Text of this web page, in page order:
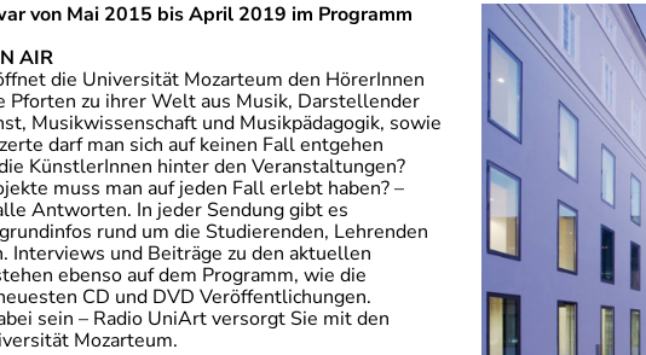
von Mai 2015 bis April 2019 im Programm
AIR
die Universität Mozarteum den HörerInnen
Pforten zu ihrer Welt aus Musik, Darstellender
Musikwissenschaft und Musikpädagogik, sowie
darf man sich auf keinen Fall entgehen
KünstlerInnen hinter den Veranstaltungen?
muss man auf jeden Fall erlebt haben? –
Antworten. In jeder Sendung gibt es
rund um die Studierenden, Lehrenden
Interviews und Beiträge zu den aktuellen
ebenso auf dem Programm, wie die
CD und DVD Veröffentlichungen.
sein – Radio UniArt versorgt Sie mit den
Mozarteum.